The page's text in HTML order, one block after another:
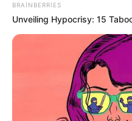
əldə edirlər.
Festival proqramına
də daxildir. Gün ərzində
proqramları təşkil olunur,
Festivalın keçirilməsində
BRAINBERRIES
Unveiling Hypocrisy: 15